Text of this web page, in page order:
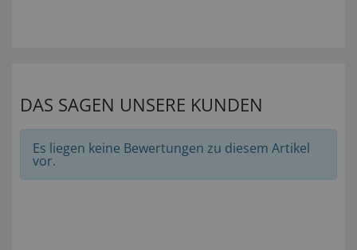
DAS SAGEN UNSERE KUNDEN
Es liegen keine Bewertungen zu diesem Artikel
vor.